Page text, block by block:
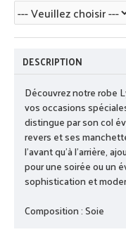
DESCRIPTION
Découvrez notre robe
vos occasions
distingue par son col
revers et ses
l'avant qu’à l'arrière,
pour une soirée ou un
sophistication et
Composition : Soie